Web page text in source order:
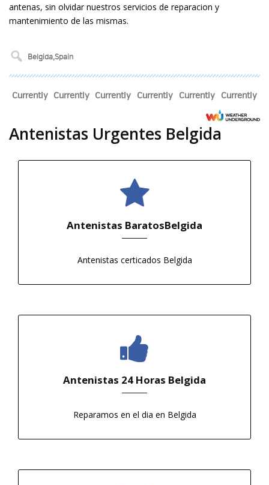
antenas, sin olvidar nuestros servicios de reparacion y
mantenimiento de las mismas.
Currently Currently Currently Currently Currently Currently
Antenistas Urgentes Belgida
Antenistas BaratosBelgida
Antenistas certificados Belgida
Antenistas 24 Horas Belgida
Reparamos en el dia en Belgida